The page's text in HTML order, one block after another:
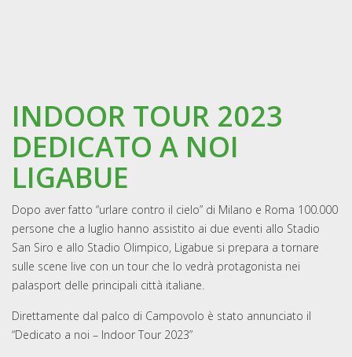
INDOOR TOUR 2023
DEDICATO A NOI
LIGABUE
Dopo aver fatto “urlare contro il cielo” di Milano e Roma 100.000
persone che a luglio hanno assistito ai due eventi allo Stadio
San Siro e allo Stadio Olimpico, Ligabue si prepara a tornare
sulle scene live con un tour che lo vedrà protagonista nei
palasport delle principali città italiane.
Direttamente dal palco di Campovolo è stato annunciato il
“Dedicato a noi – Indoor Tour 2023”